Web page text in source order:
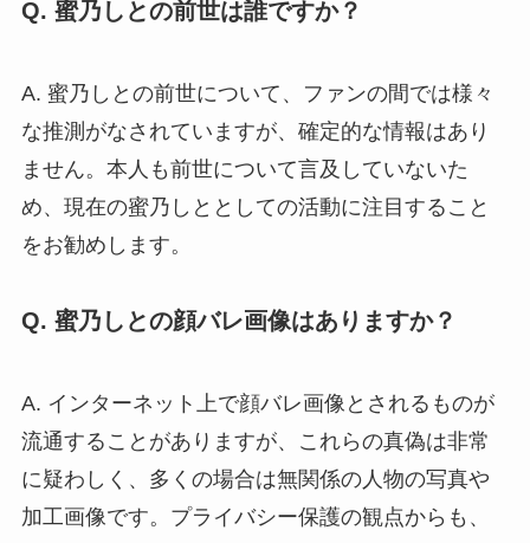
Q. 蜜乃しとの前世は誰ですか？
A. 蜜乃しとの前世について、ファンの間では様々
な推測がなされていますが、確定的な情報はあり
ません。本人も前世について言及していないた
め、現在の蜜乃しととしての活動に注目すること
をお勧めします。
Q. 蜜乃しとの顔バレ画像はありますか？
A. インターネット上で顔バレ画像とされるものが
流通することがありますが、これらの真偽は非常
に疑わしく、多くの場合は無関係の人物の写真や
加工画像です。プライバシー保護の観点からも、